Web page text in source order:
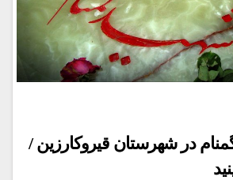
شهید گمنام در شهرستان قیروکارزین /